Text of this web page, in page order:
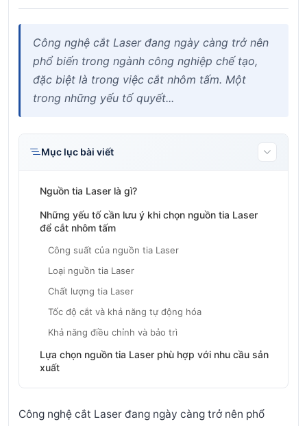
Công nghệ cắt Laser đang ngày càng trở nên
phổ biến trong ngành công nghiệp chế tạo,
đặc biệt là trong việc cắt nhôm tấm. Một
trong những yếu tố quyết...
Mục lục bài viết
Nguồn tia Laser là gì?
Những yếu tố cần lưu ý khi chọn nguồn tia Laser
để cắt nhôm tấm
Công suất của nguồn tia Laser
Loại nguồn tia Laser
Chất lượng tia Laser
Tốc độ cắt và khả năng tự động hóa
Khả năng điều chỉnh và bảo trì
Lựa chọn nguồn tia Laser phù hợp với nhu cầu sản
xuất
Công nghệ cắt Laser đang ngày càng trở nên phổ